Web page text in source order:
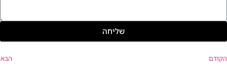
שליחה
הקודם הבא